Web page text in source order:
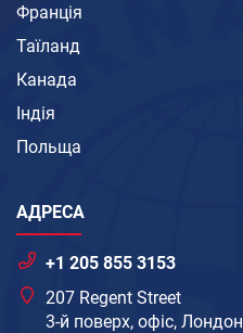
Франція
Таїланд
Канада
Індія
Польща
АДРЕСА
+1 205 855 3153
207 Regent Street
3-й поверх, офіс, Лондон